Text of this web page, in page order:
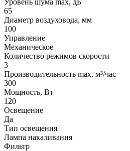
65
Диаметр воздуховода, мм
100
Управление
Механическое
Количество режимов скорости
3
Производительность max, м³/час
300
Мощность, Вт
120
Освещение
Да
Тип освещения
Лампа накаливания
Фильтр